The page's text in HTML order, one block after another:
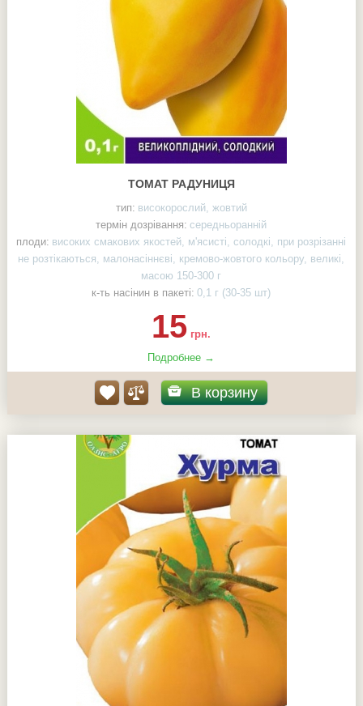
ТОМАТ РАДУНИЦЯ
тип: високорослий, жовтий
термін дозрівання: середньоранній
плоди: високих смакових якостей, м'ясисті, солодкі, при розрізанні
не розтікаються, малонасіннєві, кремово-жовтого кольору, великі,
масою 150-300 г
к-ть насінин в пакеті: 0,1 г (30-35 шт)
15 грн.
Подробнее →
В корзину